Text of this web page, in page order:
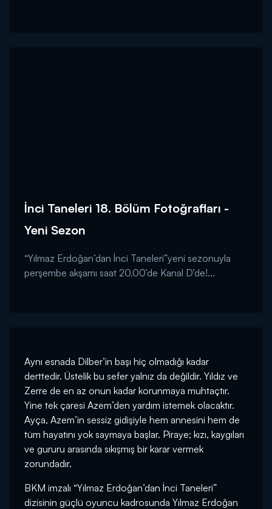
İnci Taneleri 18. Bölüm Fotoğrafları -
Yeni Sezon
“Yılmaz Erdoğan’dan İnci Taneleri”yeni sezonuyla
perşembe akşamı saat 20.00’de Kanal D’de!...
Aynı esnada Dilber’in başı hiç olmadığı kadar
derttedir. Üstelik bu sefer yalnız da değildir. Yıldız ve
Zerre de en az onun kadar korunmaya muhtaçtır.
Yine tek çaresi Azem’den yardım istemek olacaktır.
Ayça, Azem’in sessiz gidişiyle hem annesini hem de
tüm hayatını yok saymaya başlar. Piraye; kızı, kaygıları
ve gururu arasında sıkışmış bir karar vermek
zorundadır.
BKM imzalı “Yılmaz Erdoğan’dan İnci Taneleri”
dizisinin güçlü oyuncu kadrosunda Yılmaz Erdoğan